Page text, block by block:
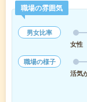
職場の雰囲気
男女比率
女性
職場の様子
活気